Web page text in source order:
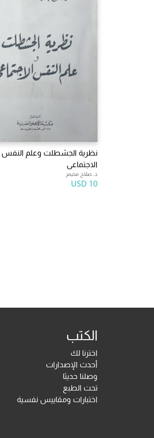
نظرية الجشطلت وعلم النفس
الاجتماعى
د. صلاح مخيمر
10 USD
الكتب
اخترنا لك
أحدث الإصدارات
وصلنا حديثا
تحت الطبع
اختبارات ومقاييس نفسية